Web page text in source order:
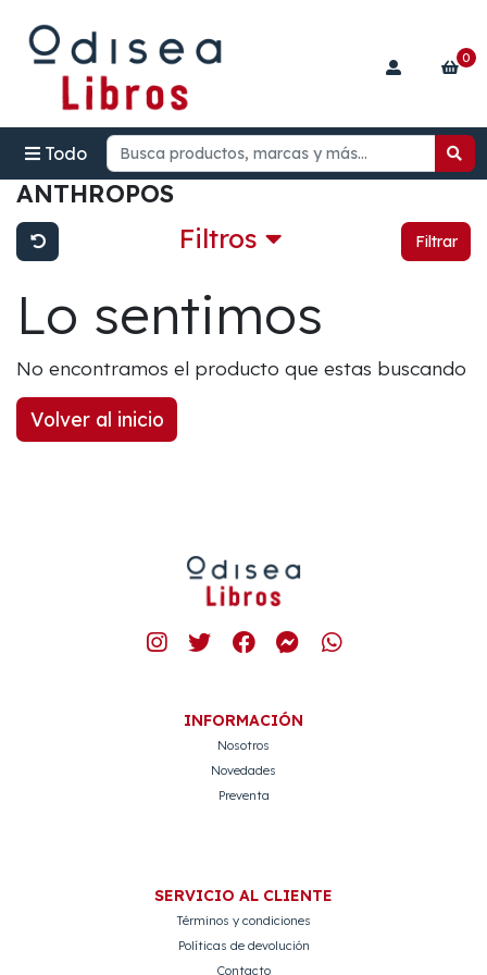
Todo
0
ANTHROPOS
Filtros Filtrar
Lo sentimos
No encontramos el producto que estas buscando
Volver al inicio
INFORMACIÓN
Nosotros
Novedades
Preventa
SERVICIO AL CLIENTE
Términos y condiciones
Políticas de devolución
Contacto